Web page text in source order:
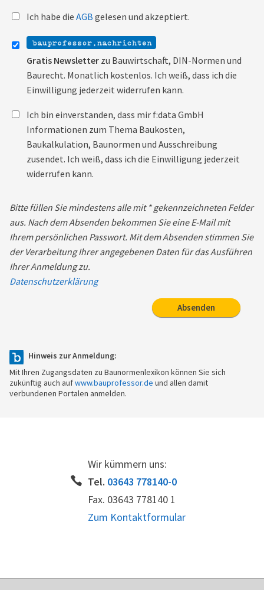
Ich habe die AGB gelesen und akzeptiert.
Gratis Newsletter zu Bauwirtschaft, DIN-Normen und
Baurecht. Monatlich kostenlos. Ich weiß, dass ich die
Einwilligung jederzeit widerrufen kann.
Ich bin einverstanden, dass mir f:data GmbH
Informationen zum Thema Baukosten,
Baukalkulation, Baunormen und Ausschreibung
zusendet. Ich weiß, dass ich die Einwilligung jederzeit
widerrufen kann.
Bitte füllen Sie mindestens alle mit * gekennzeichneten Felder
aus. Nach dem Absenden bekommen Sie eine E-Mail mit
Ihrem persönlichen Passwort. Mit dem Absenden stimmen Sie
der Verarbeitung Ihrer angegebenen Daten für das Ausführen
Ihrer Anmeldung zu.
Datenschutzerklärung
Absenden
Hinweis zur Anmeldung:
Mit Ihren Zugangsdaten zu Baunormenlexikon können Sie sich
zukünftig auch aufwww.bauprofessor.de und allen damit
verbundenen Portalen anmelden.
Wir kümmern uns:
Tel. 03643 778140-0
Fax. 03643 778140 1
Zum Kontaktformular